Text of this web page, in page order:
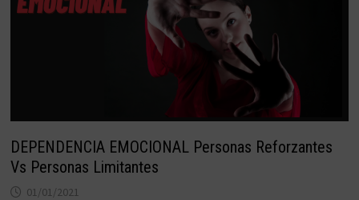
DEPENDENCIA EMOCIONAL Personas Reforzantes
Vs Personas Limitantes
01/01/2021